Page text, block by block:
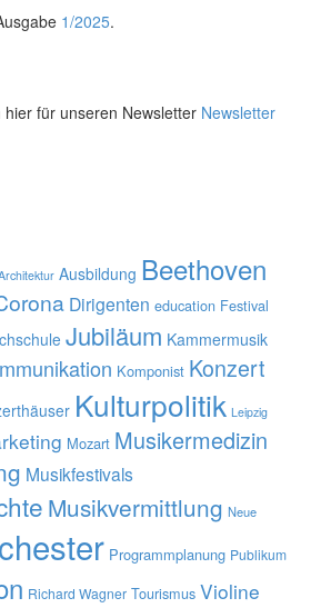
1/2025.
für unseren Newsletter Newsletter
Ausbildung Beethoven
Dirigenten education Festival
Jubiläum Kammermusik
Komponist Konzert
Kulturpolitik Leipzig
Mozart Musikermedizin
Musikfestivals
Musikvermittlung Neue
Programmplanung Publikum
Richard Wagner Tourismus Violine